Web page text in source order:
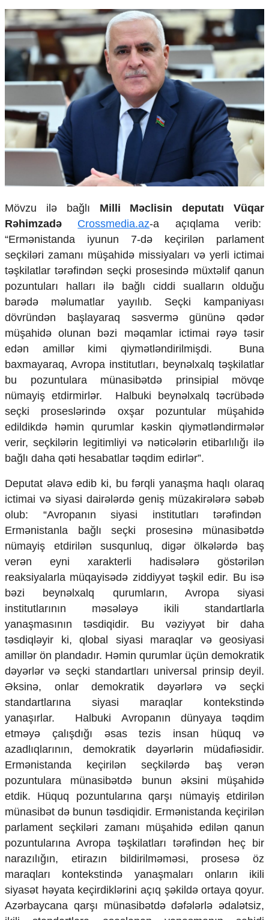
Hərbi sənaye
Telekommunikasiya və nəqliyyat
COP29
Cəmiyyət
Crossmedia.az - 1 yaş
Məhkəmə və hüquq
Ekologiya
Zəfər - 5
Gənclər və İdman
Media və QHT
Sağlamlıq
Sosium
Mənəvi dəyərlər
Texnologiya
Mətbuat-150
Əlaqə
Missiyamız
Mövzu ilə bağlı Milli Məclisin deputatı Vüqar
Rəhimzadə
Crossmedia.az-a açıqlama verib:
“Ermənistanda iyunun 7-də keçirilən parlament
seçkiləri zamanı müşahidə missiyaları və yerli ictimai
təşkilatlar tərəfindən seçki prosesində müxtəlif qanun
pozuntuları halları ilə bağlı ciddi sualların olduğu
barədə məlumatlar yayılıb. Seçki kampaniyası
dövründən başlayaraq səsvermə gününə qədər
müşahidə olunan bəzi məqamlar ictimai rəyə təsir
edən amillər kimi qiymətləndirilmişdi. Buna
baxmayaraq, Avropa institutları, beynəlxalq təşkilatlar
bu pozuntulara münasibətdə prinsipial mövqe
nümayiş etdirmirlər. Halbuki beynəlxalq təcrübədə
seçki proseslərində oxşar pozuntular müşahidə
edildikdə həmin qurumlar kəskin qiymətləndirmələr
verir, seçkilərin legitimliyi və nəticələrin etibarlılığı ilə
bağlı daha qəti hesabatlar təqdim edirlər”.
Deputat əlavə edib ki, bu fərqli yanaşma haqlı olaraq
ictimai və siyasi dairələrdə geniş müzakirələrə səbəb
olub: “Avropanın siyasi institutları tərəfindən
Ermənistanla bağlı seçki prosesinə münasibətdə
nümayiş etdirilən susqunluq, digər ölkələrdə baş
verən eyni xarakterli hadisələrə göstərilən
reaksiyalarla müqayisədə ziddiyyət təşkil edir. Bu isə
bəzi beynəlxalq qurumların, Avropa siyasi
institutlarının məsələyə ikili standartlarla
yanaşmasının təsdiqidir. Bu vəziyyət bir daha
təsdiqləyir ki, qlobal siyasi maraqlar və geosiyasi
amillər ön plandadır. Həmin qurumlar üçün demokratik
dəyərlər və seçki standartları universal prinsip deyil.
Əksinə, onlar demokratik dəyərlərə və seçki
standartlarına siyasi maraqlar kontekstində
yanaşırlar. Halbuki Avropanın dünyaya təqdim
etməyə çalışdığı əsas tezis insan hüquq və
azadlıqlarının, demokratik dəyərlərin müdafiəsidir.
Ermənistanda keçirilən seçkilərdə baş verən
pozuntulara münasibətdə bunun əksini müşahidə
etdik. Hüquq pozuntularına qarşı nümayiş etdirilən
münasibət də bunun təsdiqidir. Ermənistanda keçirilən
parlament seçkiləri zamanı müşahidə edilən qanun
pozuntularına Avropa təşkilatları tərəfindən heç bir
narazılığın, etirazın bildirilməməsi, prosesə öz
maraqları kontekstində yanaşmaları onların ikili
siyasət həyata keçirdiklərini açıq şəkildə ortaya qoyur.
Azərbaycana qarşı münasibətdə dəfələrlə ədalətsiz,